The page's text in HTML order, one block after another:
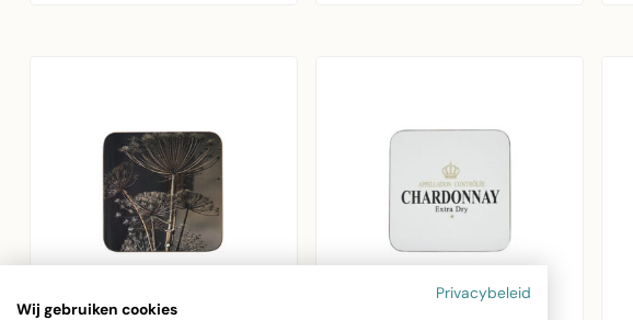
Privacybeleid
Wij gebruiken cookies